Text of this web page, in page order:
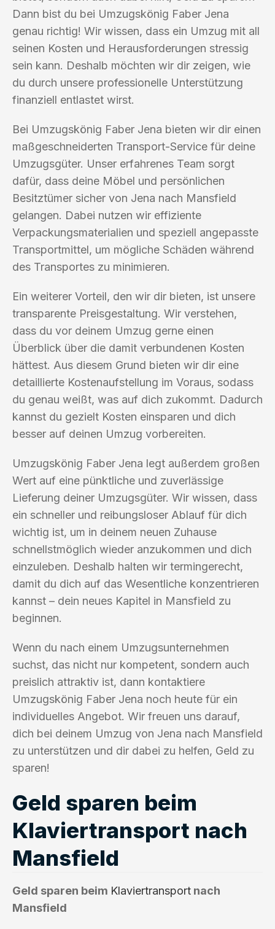
Dann bist du bei Umzugskönig Faber Jena
genau richtig! Wir wissen, dass ein Umzug mit all
seinen Kosten und Herausforderungen stressig
sein kann. Deshalb möchten wir dir zeigen, wie
du durch unsere professionelle Unterstützung
finanziell entlastet wirst.
Bei Umzugskönig Faber Jena bieten wir dir einen
maßgeschneiderten Transport-Service für deine
Umzugsgüter. Unser erfahrenes Team sorgt
dafür, dass deine Möbel und persönlichen
Besitztümer sicher von Jena nach Mansfield
gelangen. Dabei nutzen wir effiziente
Verpackungsmaterialien und speziell angepasste
Transportmittel, um mögliche Schäden während
des Transportes zu minimieren.
Ein weiterer Vorteil, den wir dir bieten, ist unsere
transparente Preisgestaltung. Wir verstehen,
dass du vor deinem Umzug gerne einen
Überblick über die damit verbundenen Kosten
hättest. Aus diesem Grund bieten wir dir eine
detaillierte Kostenaufstellung im Voraus, sodass
du genau weißt, was auf dich zukommt. Dadurch
kannst du gezielt Kosten einsparen und dich
besser auf deinen Umzug vorbereiten.
Umzugskönig Faber Jena legt außerdem großen
Wert auf eine pünktliche und zuverlässige
Lieferung deiner Umzugsgüter. Wir wissen, dass
ein schneller und reibungsloser Ablauf für dich
wichtig ist, um in deinem neuen Zuhause
schnellstmöglich wieder anzukommen und dich
einzuleben. Deshalb halten wir termingerecht,
damit du dich auf das Wesentliche konzentrieren
kannst – dein neues Kapitel in Mansfield zu
beginnen.
Wenn du nach einem Umzugsunternehmen
suchst, das nicht nur kompetent, sondern auch
preislich attraktiv ist, dann kontaktiere
Umzugskönig Faber Jena noch heute für ein
individuelles Angebot. Wir freuen uns darauf,
dich bei deinem Umzug von Jena nach Mansfield
zu unterstützen und dir dabei zu helfen, Geld zu
sparen!
Geld sparen beim
Klaviertransport nach
Mansfield
Geld sparen beim Klaviertransport nach
Mansfield